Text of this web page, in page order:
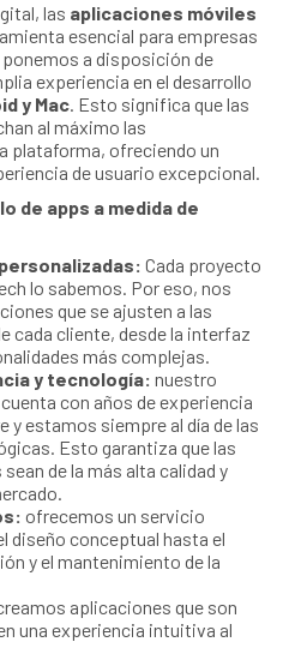
las aplicaciones móviles
esencial para empresas
a disposición de
experiencia en el desarrollo
y Mac. Esto significa que las
al máximo las
plataforma, ofreciendo un
de usuario excepcional.
de apps a medida de
Cada proyecto
lo sabemos. Por eso, nos
que se ajusten a las
cada cliente, desde la interfaz
más complejas.
y tecnología: nuestro
con años de experiencia
y estamos siempre al día de las
Esto garantiza que las
de la más alta calidad y
ofrecemos un servicio
diseño conceptual hasta el
y el mantenimiento de la
aplicaciones que son
una experiencia intuitiva al